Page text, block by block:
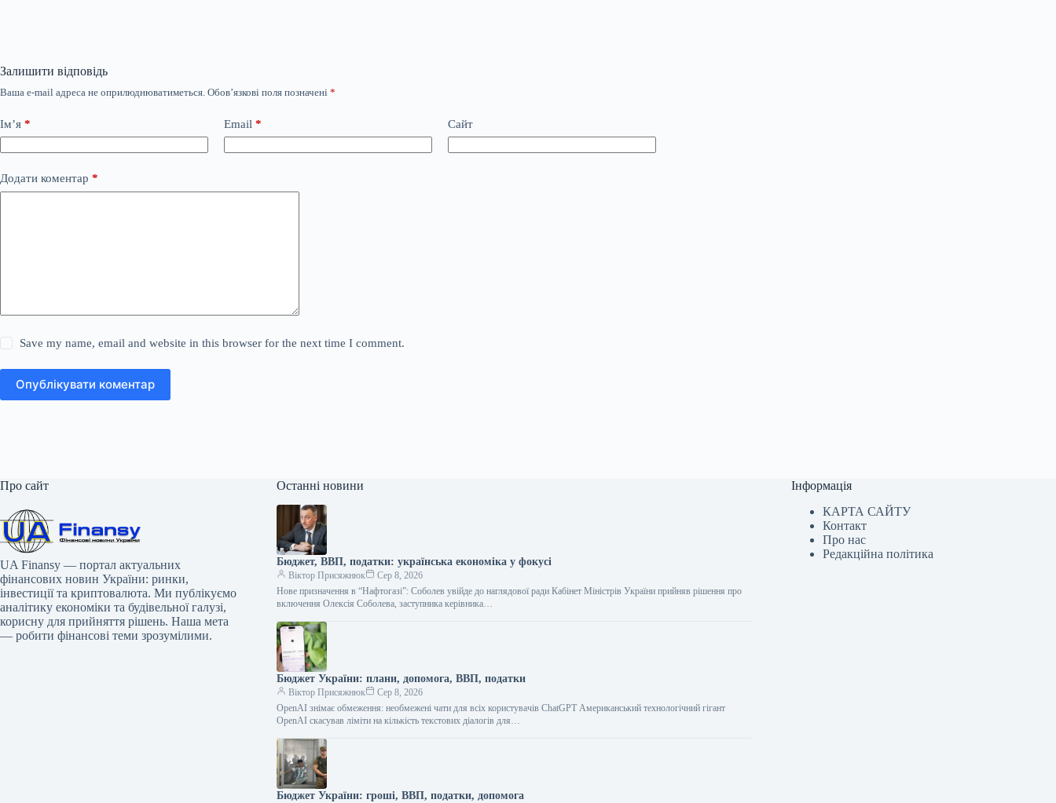
Залишити відповідь
Ваша e-mail адреса не оприлюднюватиметься. Обов’язкові поля позначені *
Ім’я * Email * Сайт
Додати коментар *
Save my name, email and website in this browser for the next time I comment.
Опублікувати коментар
Про сайт
UA Finansy — портал актуальних
фінансових новин України: ринки,
інвестиції та криптовалюта. Ми публікуємо
аналітику економіки та будівельної галузі,
корисну для прийняття рішень. Наша мета
— робити фінансові теми зрозумілими.
Останні новини
Бюджет, ВВП, податки: українська економіка у фокусі
Віктор Присяжнюк
Сер 8, 2026
Нове призначення в “Нафтогазі”: Соболев увійде до наглядової ради Кабінет Міністрів України прийняв рішення про
включення Олексія Соболева, заступника керівника…
Бюджет України: плани, допомога, ВВП, податки
Віктор Присяжнюк
Сер 8, 2026
OpenAI знімає обмеження: необмежені чати для всіх користувачів ChatGPT Американський технологічний гігант
OpenAI скасував ліміти на кількість текстових діалогів для…
Бюджет України: гроші, ВВП, податки, допомога
Інформація
КАРТА САЙТУ
Контакт
Про нас
Редакційна політика